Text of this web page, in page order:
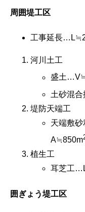
周囲堤工区
工事延長
河川土工
盛土
土砂混
堤防天端工
天端敷
A≒850m
植生工
耳芝工
囲ぎょう堤工区